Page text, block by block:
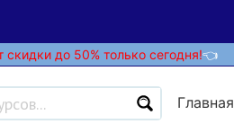
скидки до 50% только сегодня!👈
Главная